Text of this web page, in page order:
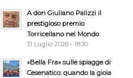
A don Giuliano Palizzi il
prestigioso premio
Torricellano nel Mondo
31 Luglio 2026 - 18:30
«Bella Fra» sulle spiagge di
Cesenatico: quando la gioia